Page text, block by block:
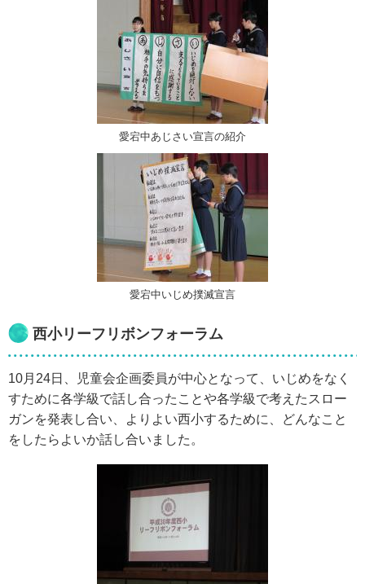
愛宕中あじさい宣言の紹介
愛宕中いじめ撲滅宣言
西小リーフリボンフォーラム
10月24日、児童会企画委員が中心となって、いじめをなく
すために各学級で話し合ったことや各学級で考えたスロー
ガンを発表し合い、よりよい西小するために、どんなこと
をしたらよいか話し合いました。